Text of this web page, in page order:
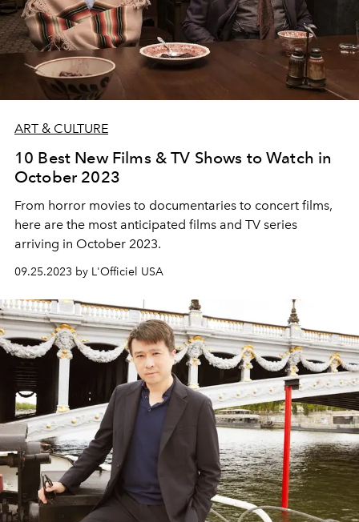
ART & CULTURE
10 Best New Films & TV Shows to Watch in
October 2023
From horror movies to documentaries to concert films,
here are the most anticipated films and TV series
arriving in October 2023.
09.25.2023 by L'Officiel USA